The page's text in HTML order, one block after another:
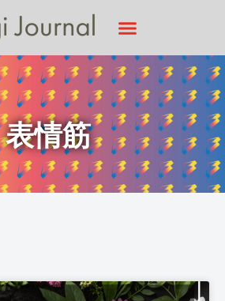
表情筋